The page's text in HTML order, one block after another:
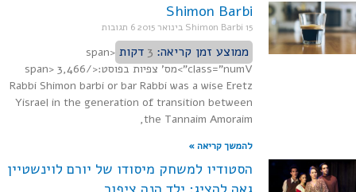
Shimon Barbi
Shimon Barbi 6 תגובות
ממוצע זמן קריאה:3 דקות
<span
class="numV">מס' צפיות בפוסט:</span> 3,466
Rabbi Shimon barbi or bar Rabbi was a wise Eretz
Yisrael in the generation of transition between
the Tannaim Amoraim,
להמשך קריאה »
הסטודיו למשחק מיסודו של יורם לוינשטיין